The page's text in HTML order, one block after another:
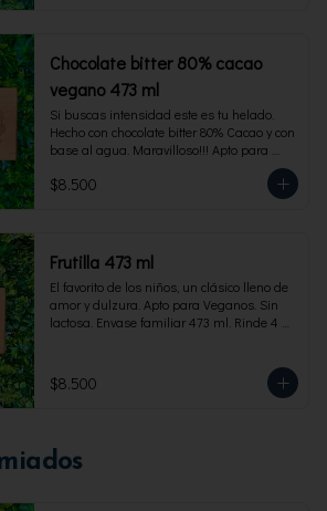
Chocolate bitter 80% cacao
vegano 473 ml
Si buscas intensidad este es tu helado.
Hecho con chocolate bitter 80% Cacao y con
base al agua. Maravilloso!!! Apto para
veganos. Envase familiar 473 ml, rinde 4
porciones
$8.500
Frutilla 473 ml
El favorito de los niños, un clásico lleno de
amor y dulzura. Apto para Veganos. Sin
lactosa. Envase familiar 473 ml. Rinde 4
$8.500